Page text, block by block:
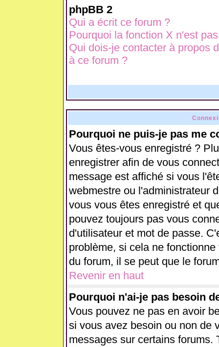
phpBB 2
Qui a écrit ce forum ?
Pourquoi la fonction X n'est
Qui dois-je contacter à propos
à ce forum ?
Pourquoi ne puis-je pas me
Vous êtes-vous enregistré ?
enregistrer afin de vous
message est affiché si vous
webmestre ou l'administrateur
vous vous êtes enregistré et
pouvez toujours pas vous
d'utilisateur et mot de passe.
problème, si cela ne
du forum, il se peut que le
Revenir en haut
Pourquoi n'ai-je pas besoin
Vous pouvez ne pas en avoir
si vous avez besoin ou non de
messages sur certains forums.